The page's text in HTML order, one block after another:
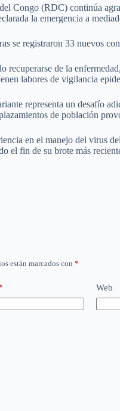
Congo (RDC) continúa
la emergencia a
se registraron 33 nuevos
de la
labores de vigilancia
representa un desafío
de población
en el manejo del virus
el fin de su brote más
están marcados con *
Web